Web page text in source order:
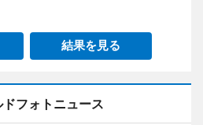
結果を見る
ドフォトニュース